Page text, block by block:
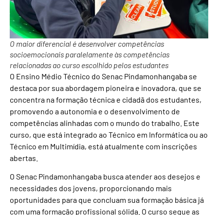
O maior diferencial é desenvolver competências
socioemocionais paralelamente às competências
relacionadas ao curso escolhido pelos estudantes
O Ensino Médio Técnico do Senac Pindamonhangaba se
destaca por sua abordagem pioneira e inovadora, que se
concentra na formação técnica e cidadã dos estudantes,
promovendo a autonomia e o desenvolvimento de
competências alinhadas com o mundo do trabalho. Este
curso, que está integrado ao Técnico em Informática ou ao
Técnico em Multimídia, está atualmente com inscrições
abertas.
O Senac Pindamonhangaba busca atender aos desejos e
necessidades dos jovens, proporcionando mais
oportunidades para que concluam sua formação básica já
com uma formação profissional sólida. O curso segue as